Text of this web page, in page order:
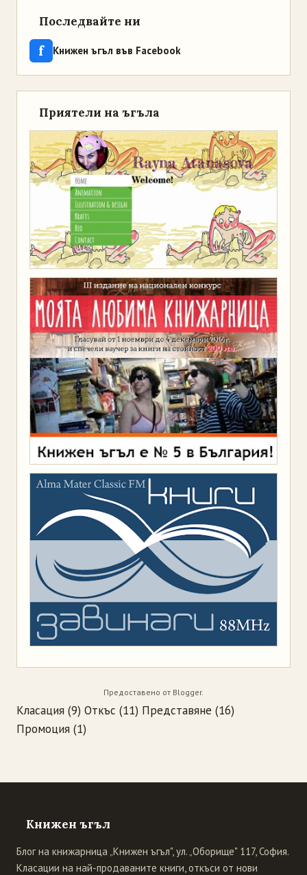
Последвайте ни
f Книжен ъгъл във Facebook
Приятели на ъгъла
Предоставено от Blogger.
Класация (9) Откъс (11) Представяне (16)
Промоция (1)
Книжен ъгъл
Блог на книжарница „Книжен ъгъл", ул. „Оборище" 117, София.
Класации на най-продаваните книги, откъси от нови